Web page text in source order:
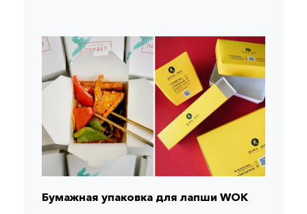
Бумажная упаковка для лапши WOK